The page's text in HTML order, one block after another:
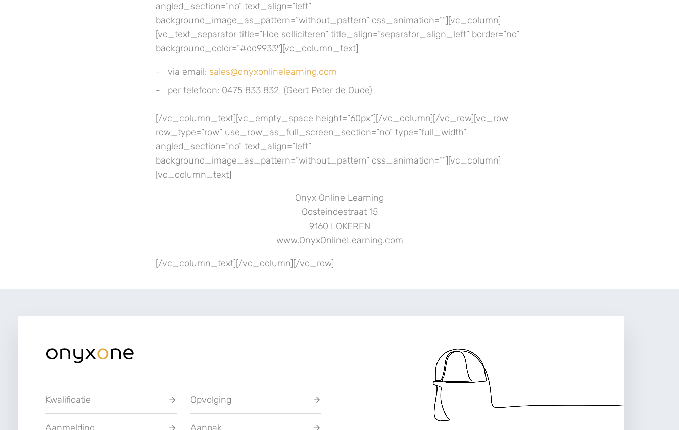
angled_section=”no” text_align=”left”
background_image_as_pattern=”without_pattern” css_animation=””][vc_column]
[vc_text_separator title=”Hoe solliciteren” title_align=”separator_align_left” border=”no”
background_color=”#dd9933″][vc_column_text]
via email: sales@onyxonlinelearning.com
per telefoon: 0475 833 832 (Geert Peter de Oude)
[/vc_column_text][vc_empty_space height=”60px”][/vc_column][/vc_row][vc_row
row_type=”row” use_row_as_full_screen_section=”no” type=”full_width”
angled_section=”no” text_align=”left”
background_image_as_pattern=”without_pattern” css_animation=””][vc_column]
[vc_column_text]
Onyx Online Learning
Oosteindestraat 15
9160 LOKEREN
www.OnyxOnlineLearning.com
[/vc_column_text][/vc_column][/vc_row]
Kwalificatie Opvolging